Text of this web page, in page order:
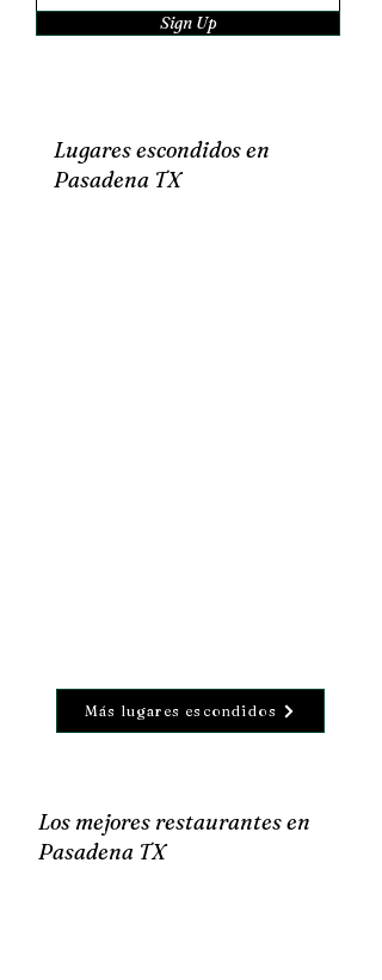
Sign Up
Lugares escondidos en
Pasadena TX
Más lugares escondidos
Los mejores restaurantes en
Pasadena TX